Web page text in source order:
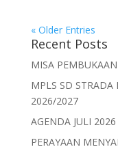
« Older Entries
Recent Posts
MISA
MPLS SD STRADA
2026/2027
AGENDA JULI 2026
PERAYAAN